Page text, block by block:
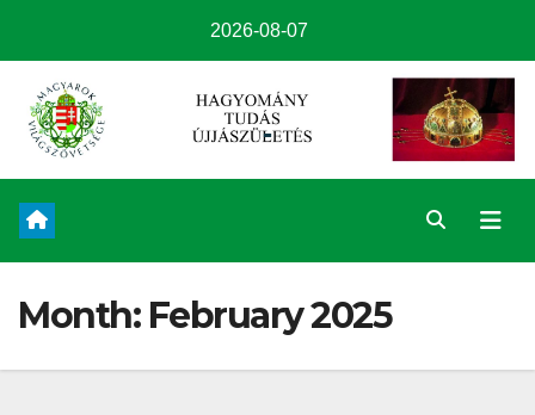
2026-08-07
Month: February 2025